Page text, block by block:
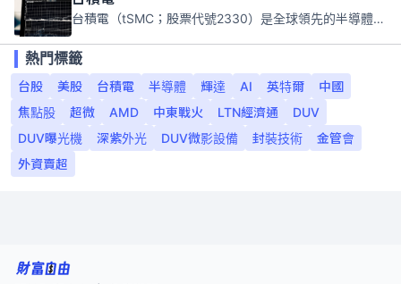
台積電（tSMC；股票代號2330）是全球領先的半導體代工公司，成立於1987年，總部位於台灣新竹。且已於美國、日本、德國及中國設廠，台積電是全球首家專業積體電路製造服務公司，也是全球最先進和最大規模的半導體代工廠。
熱門標籤
台股
美股 台積電 半導體 輝達 AI 英特爾
中國
焦點股
超微 AMD 中東戰火 LTN經濟通
DUV
DUV曝光機
深紫外光 DUV微影設備 封裝技術
金管會
外資賣超